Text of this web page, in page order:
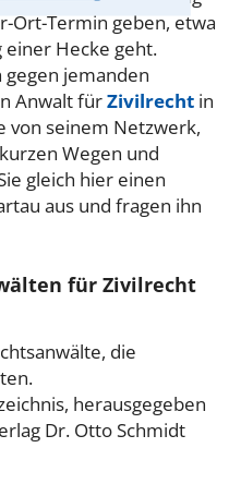
Ort-Termin geben, etwa
einer Hecke geht.
gegen jemanden
Anwalt fürZivilrecht in
von seinem Netzwerk,
Wegen und
gleich hier einen
aus und fragen ihn
für Zivilrecht
die
herausgegeben
Dr. Otto Schmidt